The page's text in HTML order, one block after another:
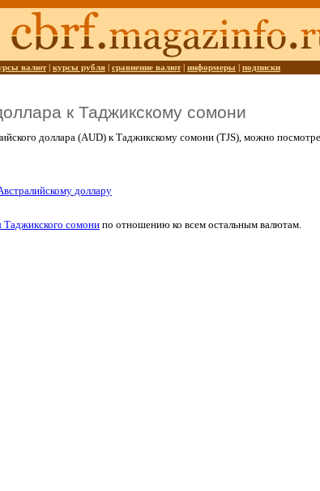
валют| курсы рубля сравнение валют| информеры подписки
к Таджикскому сомони
доллара (AUD) к Таджикскому сомони (TJS), можно
доллару
Таджикского сомонипо отношению ко всем остальным валютам.